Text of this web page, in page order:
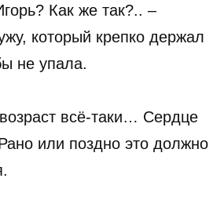
Как же так?.. –
который крепко держал
не упала.
всё-таки… Сердце
или поздно это должно